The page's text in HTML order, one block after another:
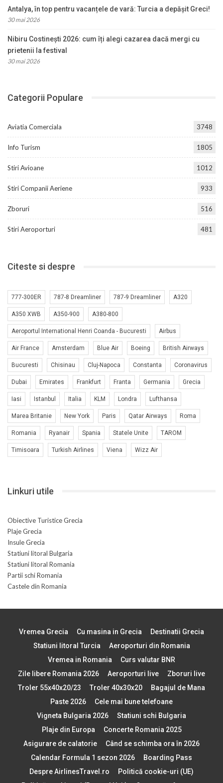
Antalya, în top pentru vacanțele de vară: Turcia a depășit Greci!
30 mai 2026
Nibiru Costinești 2026: cum îți alegi cazarea dacă mergi cu
prietenii la festival
30 mai 2026
Categorii Populare
Aviatia Comerciala 3748
Info Turism 1805
Stiri Avioane 1012
Stiri Companii Aeriene 933
Zboruri 516
Stiri Aeroporturi 481
Citeste si despre
777-300ER 787-8 Dreamliner 787-9 Dreamliner A320
A350 XWB A350-900 A380-800
Aeroportul International Henri Coanda - Bucuresti Airbus
Air France Amsterdam Blue Air Boeing British Airways
Bucuresti Chisinau Cluj-Napoca Constanta Coronavirus
Dubai Emirates Frankfurt Franta Germania Grecia
Iasi Istanbul Italia KLM Londra Lufthansa
Marea Britanie New York Paris Qatar Airways Roma
Romania Ryanair Spania Statele Unite TAROM
Timisoara Turkish Airlines Viena Wizz Air
Linkuri utile
Obiective Turistice Grecia
Plaje Grecia
Insule Grecia
Statiuni litoral Bulgaria
Statiuni litoral Romania
Partii schi Romania
Castele din Romania
Vremea Grecia Cu masina in Grecia
Destinatii Grecia
Statiuni litoral Turcia
Aeroporturi din Romania
Vremea in Romania
Curs valutar BNR
Zile libere Romania 2026
Aeroporturi live
Zboruri live
Troler 55x40x20/23
Troler 40x30x20
Bagajul de Mana
Paste 2026
Cele mai bune telefoane
Vigneta Bulgaria 2026
Statiuni schi Bulgaria
Plaje din Europa
Concerte Romania 2025
Asigurare de calatorie
Când se schimba ora în 2026
Calendar Formula 1 sezon 2026
Boarding Pass
Despre AirlinesTravel.ro
Politică cookie-uri (UE)